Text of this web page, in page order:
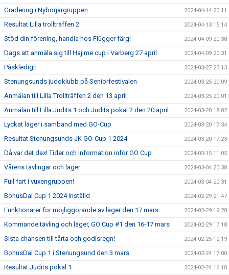
Gradering i Nybörjargruppen 2024-04-14 20:11
Resultat Lilla trollträffen 2 2024-04-13 15:14
Stöd din förening, handla hos Flügger färg! 2024-04-09 20:38
Dags att anmäla sig till Hajime cup i Varberg 27 april 2024-04-09 20:31
Påskledigt! 2024-03-27 23:13
Stenungsunds judoklubb på Seniorfestivalen 2024-03-25 20:09
Anmälan till Lilla Trollträffen 2 den 13 april 2024-03-25 20:01
Anmälan till Lilla Judits 1 och Judits pokal 2 den 20 april 2024-03-20 18:02
Lyckat läger i samband med GO-Cup 2024-03-20 17:34
Resultat Stenungsunds JK GO-Cup 1 2024 2024-03-20 17:23
Då var det dax! Tider och information inför GO Cup 2024-03-15 11:05
Vårens tävlingar och läger 2024-03-04 20:38
Full fart i vuxengruppen! 2024-03-04 20:31
BohusDal Cup 1 2024 Inställd 2024-02-29 21:47
Funktionärer för möjliggörande av läger den 17 mars 2024-02-29 19:28
Kommande tävling och läger, GO Cup #1 den 16-17 mars 2024-02-29 17:18
Sista chansen till tårta och godisregn! 2024-02-25 12:19
BohusDal Cup 1 i Stenungsund den 3 mars 2024-02-24 17:00
Resultat Judits pokal 1 2024-02-24 16:10